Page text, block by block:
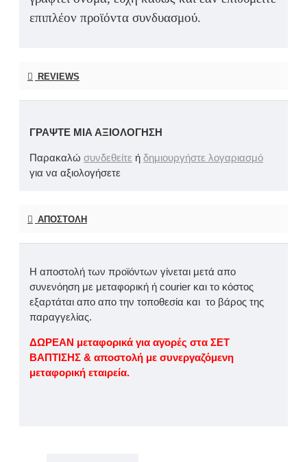
επιπλέον προϊόντα συνδυασμού.
REVIEWS
ΓΡΆΨΤΕ ΜΙΑ ΑΞΙΟΛΌΓΗΣΗ
Παρακαλώ συνδεθείτε ή δημιουργήστε λογαριασμό
για να αξιολογήσετε
ΑΠΟΣΤΟΛΉ
Η αποστολή των προϊόντων γίνεται μετά απο
συνενόηση με μεταφορική ή courier και το κόστος
εξαρτάται απο απο την τοποθεσία και το βάρος της
παραγγελίας.
ΔΩΡΕΑΝ μεταφορικά για αγορές στα ΣΕΤ
ΒΑΠΤΙΣΗΣ & αποστολή με συνεργαζόμενη
μεταφορική εταιρεία.